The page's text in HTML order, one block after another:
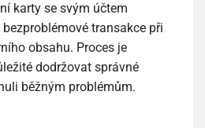
karty se svým účtem
transakce při
obsahu. Proces je
dodržovat správné
běžným problémům.